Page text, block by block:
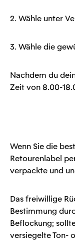
2. Wähle unter
3. Wähle die
Nachdem du
Zeit von 8.00-
Wenn Sie die
Retourenlabel
verpackte und
Das freiwillige
Bestimmung
Beflockung;
versiegelte Ton-